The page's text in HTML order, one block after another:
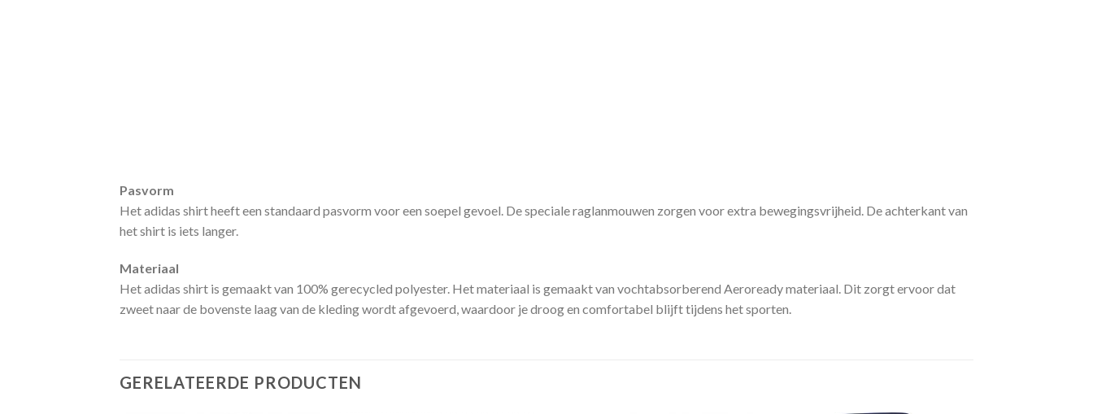
Pasvorm
Het adidas shirt heeft een standaard pasvorm voor een soepel gevoel. De speciale raglanmouwen zorgen voor extra bewegingsvrijheid. De achterkant van
het shirt is iets langer.
Materiaal
Het adidas shirt is gemaakt van 100% gerecycled polyester. Het materiaal is gemaakt van vochtabsorberend Aeroready materiaal. Dit zorgt ervoor dat
zweet naar de bovenste laag van de kleding wordt afgevoerd, waardoor je droog en comfortabel blijft tijdens het sporten.
GERELATEERDE PRODUCTEN